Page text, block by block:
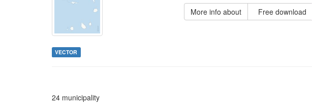
VECTOR
More info about Free download
24 municipality